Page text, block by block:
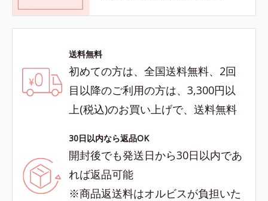
送料無料
初めての方は、全国送料無料、2回
目以降のご利用の方は、3,300円以
上(税込)のお買い上げで、送料無料
30日以内なら返品OK
開封後でも発送日から30日以内であ
れば返品可能
※商品返送料はオルビスが負担いた